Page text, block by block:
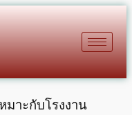
มาะกับโรงงาน